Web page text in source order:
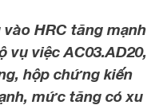
HRC tăng mạnh
việc AC03.AD20,
hộp chứng kiến
mức tăng có xu